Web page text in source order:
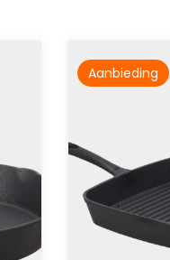
Aanbieding